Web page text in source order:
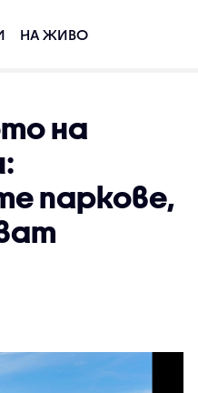
НА ЖИВО
на
паркове,